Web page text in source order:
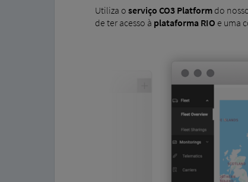
Utiliza o serviço CO3 Platformdo
de ter acesso à plataforma RIO e uma